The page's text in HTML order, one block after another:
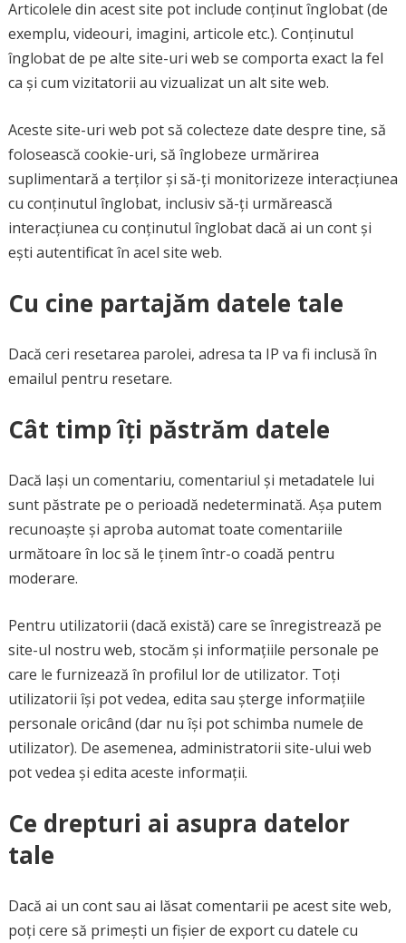
Articolele din acest site pot include conținut înglobat (de
exemplu, videouri, imagini, articole etc.). Conținutul
înglobat de pe alte site-uri web se comporta exact la fel
ca și cum vizitatorii au vizualizat un alt site web.
Aceste site-uri web pot să colecteze date despre tine, să
folosească cookie-uri, să înglobeze urmărirea
suplimentară a terților și să-ți monitorizeze interacțiunea
cu conținutul înglobat, inclusiv să-ți urmărească
interacțiunea cu conținutul înglobat dacă ai un cont și
ești autentificat în acel site web.
Cu cine partajăm datele tale
Dacă ceri resetarea parolei, adresa ta IP va fi inclusă în
emailul pentru resetare.
Cât timp îți păstrăm datele
Dacă lași un comentariu, comentariul și metadatele lui
sunt păstrate pe o perioadă nedeterminată. Așa putem
recunoaște și aproba automat toate comentariile
următoare în loc să le ținem într-o coadă pentru
moderare.
Pentru utilizatorii (dacă există) care se înregistrează pe
site-ul nostru web, stocăm și informațiile personale pe
care le furnizează în profilul lor de utilizator. Toți
utilizatorii își pot vedea, edita sau șterge informațiile
personale oricând (dar nu își pot schimba numele de
utilizator). De asemenea, administratorii site-ului web
pot vedea și edita aceste informații.
Ce drepturi ai asupra datelor
tale
Dacă ai un cont sau ai lăsat comentarii pe acest site web,
poți cere să primești un fișier de export cu datele cu